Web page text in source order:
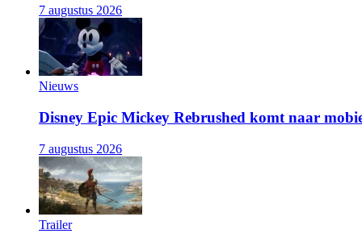
7 augustus 2026
Nieuws
Disney Epic Mickey Rebrushed komt naar
7 augustus 2026
Trailer